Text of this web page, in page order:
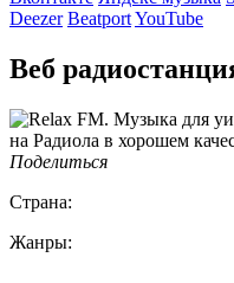
Deezer BeatportYouTube
Веб
Поделиться
Страна:
Жанры: